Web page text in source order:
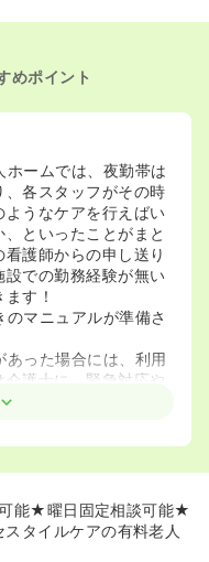
めポイント
ームでは、夜勤帯は
、各スタッフがその時
うなケアを行えばい
といったことがまと
護師からの申し送り
設での勤務経験が無い
す！
マニュアルが準備さ
った場合には、利用
介護士に、緊急対応や
長に、それぞれ必要
容について詳しく話
乗って頂けたりする
方も多くご活躍され
能★曜日固定相談可能★
タイルケアの有料老人